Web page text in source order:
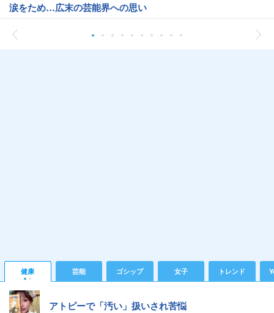
涙をため…広末の芸能界への思い
健康 芸能 ゴシップ 女子 トレンド
アトピーで「汚い」扱いされ苦悩